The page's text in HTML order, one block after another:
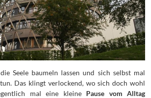
Seele baumeln lassen und sich selbst mal
Das klingt verlockend, wo sich doch wohl
mal eine kleine Pause vom Alltag